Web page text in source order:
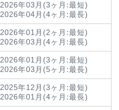
2026年03月(3ヶ月:最短)
2026年04月(4ヶ月:最長)
2026年01月(2ヶ月:最短)
2026年03月(4ヶ月:最長)
2026年01月(3ヶ月:最短)
2026年03月(5ヶ月:最長)
2025年12月(3ヶ月:最短)
2026年01月(4ヶ月:最長)